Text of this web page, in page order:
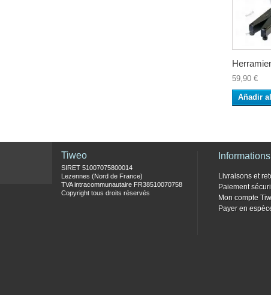
59,90 €
Añadir
Tiweo
SIRET 51007075800014
Lezennes (Nord de France)
TVA intracommunautaire FR38510070758
Copyright tous droits réservés
Informations
Livraisons et
Paiement
Mon compte
Payer en